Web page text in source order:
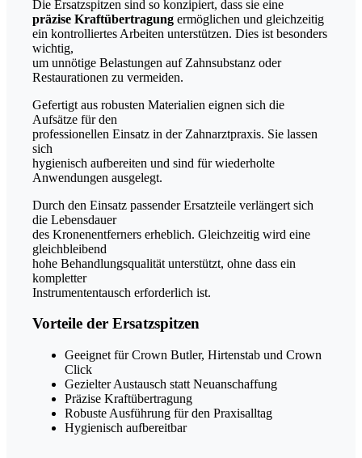
Die Ersatzspitzen sind so konzipiert, dass sie eine
präzise Kraftübertragung ermöglichen und gleichzeitig
ein kontrolliertes Arbeiten unterstützen. Dies ist besonders
wichtig,
um unnötige Belastungen auf Zahnsubstanz oder
Restaurationen zu vermeiden.
Gefertigt aus robusten Materialien eignen sich die
Aufsätze für den
professionellen Einsatz in der Zahnarztpraxis. Sie lassen
sich
hygienisch aufbereiten und sind für wiederholte
Anwendungen ausgelegt.
Durch den Einsatz passender Ersatzteile verlängert sich
die Lebensdauer
des Kronenentferners erheblich. Gleichzeitig wird eine
gleichbleibend
hohe Behandlungsqualität unterstützt, ohne dass ein
kompletter
Instrumententausch erforderlich ist.
Vorteile der Ersatzspitzen
Geeignet für Crown Butler, Hirtenstab und Crown
Click
Gezielter Austausch statt Neuanschaffung
Präzise Kraftübertragung
Robuste Ausführung für den Praxisalltag
Hygienisch aufbereitbar